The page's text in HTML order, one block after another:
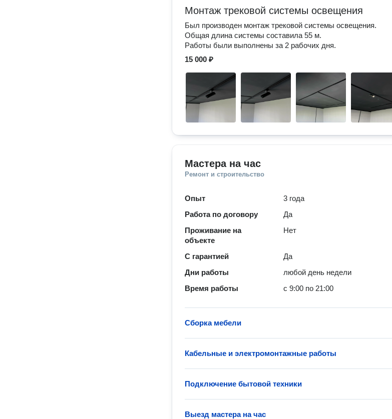
Монтаж трековой системы освещения
Был производен монтаж трековой системы освещения.
Общая длина системы составила 55 м.
Работы были выполнены за 2 рабочих дня.
15 000 ₽
Мастера на час
Ремонт и строительство
Опыт
3 года
Работа по договору
Да
Проживание на
объекте
Нет
С гарантией
Да
Дни работы
любой день недели
Время работы
с 9:00 по 21:00
Сборка мебели
Кабельные и электромонтажные работы
Подключение бытовой техники
Выезд мастера на час